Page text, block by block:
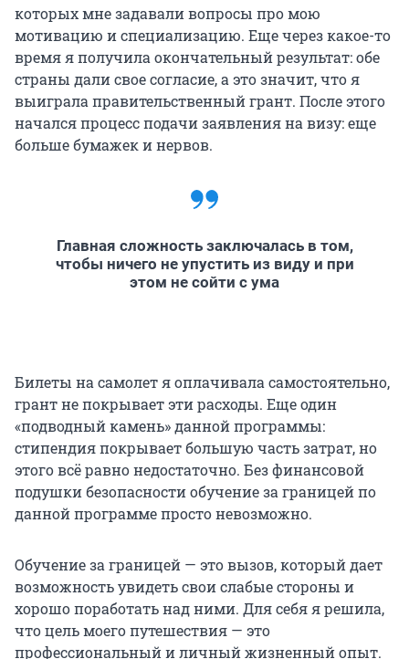
которых мне задавали вопросы про мою
мотивацию и специализацию. Еще через какое-то
время я получила окончательный результат: обе
страны дали свое согласие, а это значит, что я
выиграла правительственный грант. После этого
начался процесс подачи заявления на визу: еще
больше бумажек и нервов.
Главная сложность заключалась в том,
чтобы ничего не упустить из виду и при
этом не сойти с ума
Билеты на самолет я оплачивала самостоятельно,
грант не покрывает эти расходы. Еще один
«подводный камень» данной программы:
стипендия покрывает большую часть затрат, но
этого всё равно недостаточно. Без финансовой
подушки безопасности обучение за границей по
данной программе просто невозможно.
Обучение за границей — это вызов, который дает
возможность увидеть свои слабые стороны и
хорошо поработать над ними. Для себя я решила,
что цель моего путешествия — это
профессиональный и личный жизненный опыт.